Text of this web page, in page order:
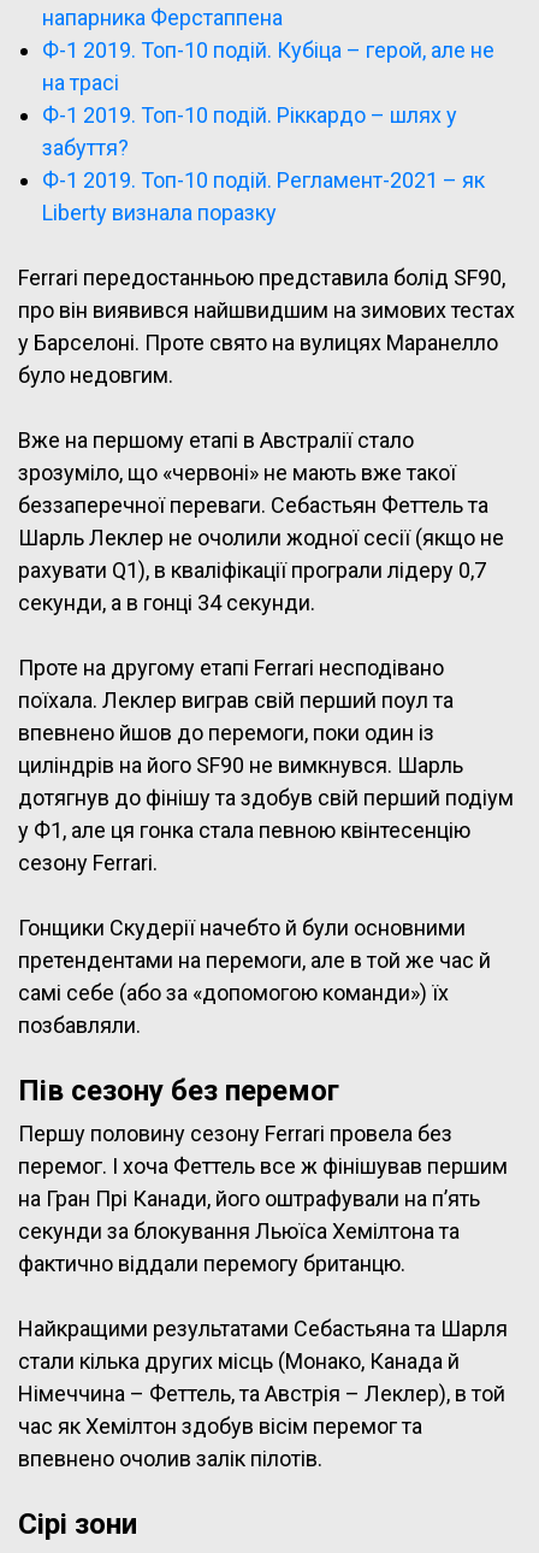
напарника Ферстаппена
Ф-1 2019. Топ-10 подій. Кубіца – герой, але не
на трасі
Ф-1 2019. Топ-10 подій. Ріккардо – шлях у
забуття?
Ф-1 2019. Топ-10 подій. Регламент-2021 – як
Liberty визнала поразку
Ferrari передостанньою представила болід SF90,
про він виявився найшвидшим на зимових тестах
у Барселоні. Проте свято на вулицях Маранелло
було недовгим.
Вже на першому етапі в Австралії стало
зрозуміло, що «червоні» не мають вже такої
беззаперечної переваги. Себастьян Феттель та
Шарль Леклер не очолили жодної сесії (якщо не
рахувати Q1), в кваліфікації програли лідеру 0,7
секунди, а в гонці 34 секунди.
Проте на другому етапі Ferrari несподівано
поїхала. Леклер виграв свій перший поул та
впевнено йшов до перемоги, поки один із
циліндрів на його SF90 не вимкнувся. Шарль
дотягнув до фінішу та здобув свій перший подіум
у Ф1, але ця гонка стала певною квінтесенцію
сезону Ferrari.
Гонщики Скудерії начебто й були основними
претендентами на перемоги, але в той же час й
самі себе (або за «допомогою команди») їх
позбавляли.
Пів сезону без перемог
Першу половину сезону Ferrari провела без
перемог. І хоча Феттель все ж фінішував першим
на Гран Прі Канади, його оштрафували на п’ять
секунди за блокування Льюїса Хемілтона та
фактично віддали перемогу британцю.
Найкращими результатами Себастьяна та Шарля
стали кілька других місць (Монако, Канада й
Німеччина – Феттель, та Австрія – Леклер), в той
час як Хемілтон здобув вісім перемог та
впевнено очолив залік пілотів.
Сірі зони